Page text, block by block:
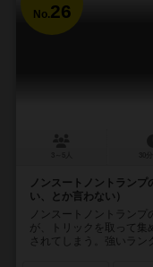
No.26
ノンスートノントラン
い、とか言わない）
ノンスートノントラン
が、トリックを取って集
されてしまう。強いラ